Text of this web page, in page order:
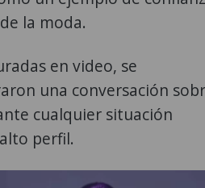
la moda.
en video, se
una conversación
cualquier situación
perfil.